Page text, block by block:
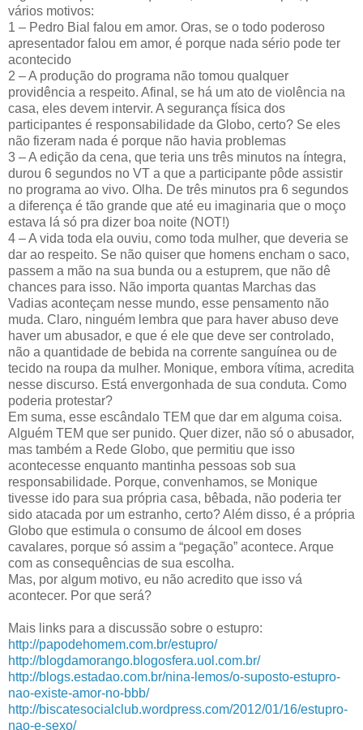
vários motivos:
1 – Pedro Bial falou em amor. Oras, se o todo poderoso
apresentador falou em amor, é porque nada sério pode ter
acontecido
2 – A produção do programa não tomou qualquer
providência a respeito. Afinal, se há um ato de violência na
casa, eles devem intervir. A segurança física dos
participantes é responsabilidade da Globo, certo? Se eles
não fizeram nada é porque não havia problemas
3 – A edição da cena, que teria uns três minutos na íntegra,
durou 6 segundos no VT a que a participante pôde assistir
no programa ao vivo. Olha. De três minutos pra 6 segundos
a diferença é tão grande que até eu imaginaria que o moço
estava lá só pra dizer boa noite (NOT!)
4 – A vida toda ela ouviu, como toda mulher, que deveria se
dar ao respeito. Se não quiser que homens encham o saco,
passem a mão na sua bunda ou a estuprem, que não dê
chances para isso. Não importa quantas Marchas das
Vadias aconteçam nesse mundo, esse pensamento não
muda. Claro, ninguém lembra que para haver abuso deve
haver um abusador, e que é ele que deve ser controlado,
não a quantidade de bebida na corrente sanguínea ou de
tecido na roupa da mulher. Monique, embora vítima, acredita
nesse discurso. Está envergonhada de sua conduta. Como
poderia protestar?
Em suma, esse escândalo TEM que dar em alguma coisa.
Alguém TEM que ser punido. Quer dizer, não só o abusador,
mas também a Rede Globo, que permitiu que isso
acontecesse enquanto mantinha pessoas sob sua
responsabilidade. Porque, convenhamos, se Monique
tivesse ido para sua própria casa, bêbada, não poderia ter
sido atacada por um estranho, certo? Além disso, é a própria
Globo que estimula o consumo de álcool em doses
cavalares, porque só assim a “pegação” acontece. Arque
com as consequências de sua escolha.
Mas, por algum motivo, eu não acredito que isso vá
acontecer. Por que será?
Mais links para a discussão sobre o estupro:
http://papodehomem.com.br/estupro/
http://blogdamorango.blogosfera.uol.com.br/
http://blogs.estadao.com.br/nina-lemos/o-suposto-estupro-
nao-existe-amor-no-bbb/
http://biscatesocialclub.wordpress.com/2012/01/16/estupro-
nao-e-sexo/